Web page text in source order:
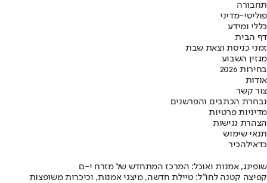
תחבורה
פוליטי-מדיני
כללי ומידע
דף הבית
זמני כניסת וצאת שבת
מגזין השבוע
בחירות 2026
אודות
צור קשר
נבחרת הכתבים והפרשנים
מדיניות פרטיות
הצהרת נגישות
תנאי שימוש
כדאילהכיר
שופינג, אמנות ואוכל: המרכז המתחדש של מזרח י-ם
קפיצה קטנה לחו"ל: טיילת חדשה, מיצגי אמנות, וכיכרות משופצות